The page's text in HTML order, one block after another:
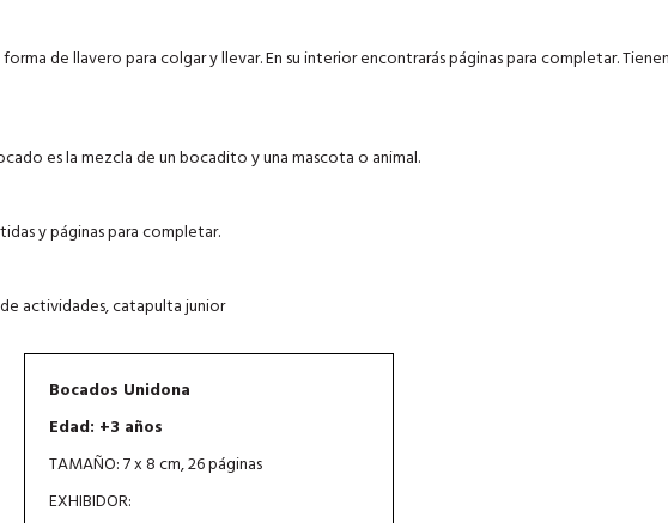
de llavero para colgar y llevar. En su interior encontrarás páginas para completar.
es la mezcla de un bocadito y una mascota o animal.
y páginas para completar.
actividades, catapulta junior
Bocados Unidona
Edad: +3 años
TAMAÑO: 7 x 8 cm, 26 páginas
EXHIBIDOR: